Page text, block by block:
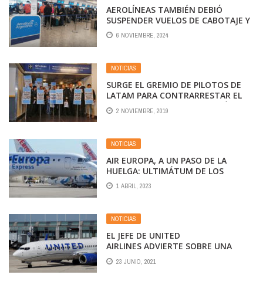
AEROLÍNEAS TAMBIÉN DEBIÓ
SUSPENDER VUELOS DE CABOTAJE Y
PREVÉ MÁS CANCELACIONES
6 NOVIEMBRE, 2024
NOTICIAS
SURGE EL GREMIO DE PILOTOS DE
LATAM PARA CONTRARRESTAR EL
PODER DEL SINDICALISTA BIRÓ
2 NOVIEMBRE, 2019
NOTICIAS
AIR EUROPA, A UN PASO DE LA
HUELGA: ULTIMÁTUM DE LOS
PILOTOS
1 ABRIL, 2023
NOTICIAS
EL JEFE DE UNITED
AIRLINES ADVIERTE SOBRE UNA
POSIBLE ESCASEZ DE PILOTOS
23 JUNIO, 2021